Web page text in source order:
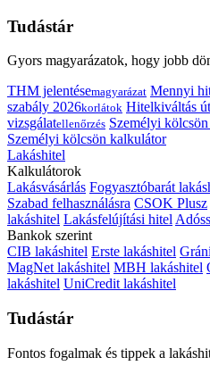
Tudástár
Gyors magyarázatok, hogy jobb
THM jelentésemagyarázat Mennyi
szabály 2026korlátok Hitelkiváltás
vizsgálatellenőrzés Személyi
Személyi kölcsön kalkulátor
Lakáshitel
Kalkulátorok
Lakásvásárlás Fogyasztóbarát
Szabad felhasználásra CSOK Plusz
lakáshitel Lakásfelújítási hitel
Bankok szerint
CIB lakáshitel Erste lakáshitel
MagNet lakáshitel MBH lakáshitel
lakáshitel UniCredit lakáshitel
Tudástár
Fontos fogalmak és tippek a